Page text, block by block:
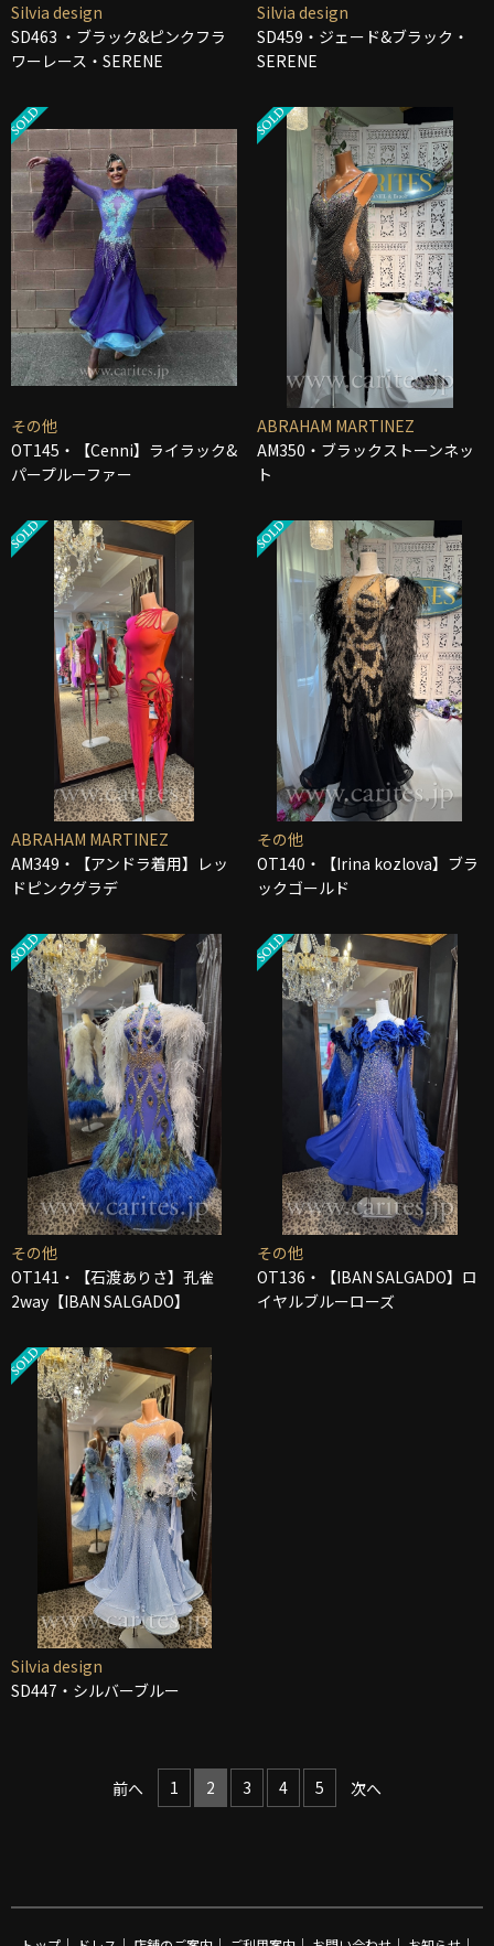
Silvia design
SD463 ・ブラック&ピンクフラ
ワーレース・SERENE
Silvia design
SD459・ジェード&ブラック・
SERENE
その他
OT145・【Cenni】ライラック&
パープルーファー
ABRAHAM MARTINEZ
AM350・ブラックストーンネッ
ト
ABRAHAM MARTINEZ
AM349・【アンドラ着用】レッ
ドピンクグラデ
その他
OT140・【Irina kozlova】ブラ
ックゴールド
その他
OT141・【石渡ありさ】孔雀
2way【IBAN SALGADO】
その他
OT136・【IBAN SALGADO】ロ
イヤルブルーローズ
Silvia design
SD447・シルバーブルー
前へ 1 2 3 4 5 次へ